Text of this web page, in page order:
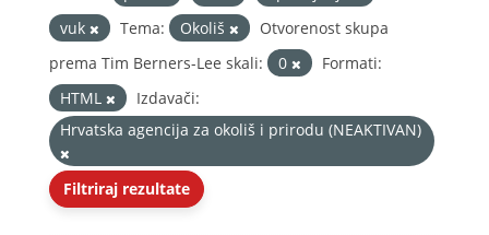
vuk
Tema: Okoliš
Otvorenost skupa
prema Tim Berners-Lee skali:
0
Formati:
HTML
Izdavači:
Hrvatska agencija za okoliš i prirodu (NEAKTIVAN)
Filtriraj rezultate